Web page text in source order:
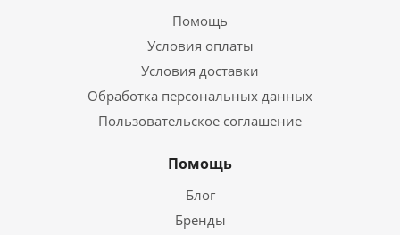
Помощь
Условия оплаты
Условия доставки
Обработка персональных данных
Пользовательское соглашение
Помощь
Блог
Бренды